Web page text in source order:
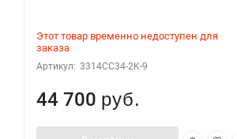
Этот товар временно недоступен для
заказа
Артикул: 3314CC34-2K-9
44 700 руб.